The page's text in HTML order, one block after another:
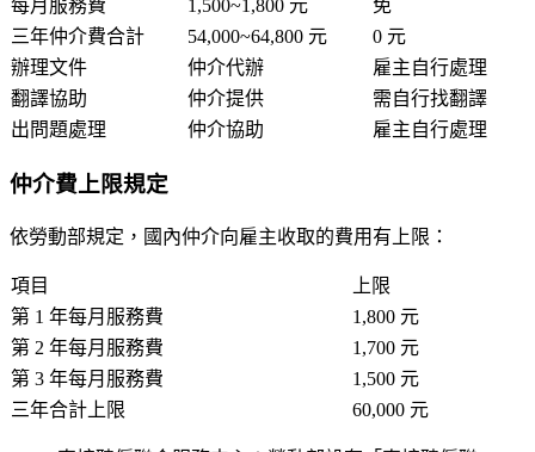
每月服務費
1,500~1,800 元
免
三年仲介費合計
54,000~64,800 元
0 元
辦理文件
仲介代辦
雇主自行處理
翻譯協助
仲介提供
需自行找翻譯
出問題處理
仲介協助 雇主自行處理
仲介費上限規定
依勞動部規定，國內仲介向雇主收取的費用有上限：
項目
上限
第 1 年每月服務費
1,800 元
第 2 年每月服務費
1,700 元
第 3 年每月服務費
1,500 元
三年合計上限
60,000 元